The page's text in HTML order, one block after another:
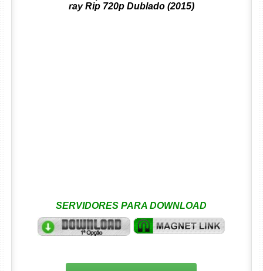
ray Rip 720p Dublado (2015)
SERVIDORES PARA DOWNLOAD